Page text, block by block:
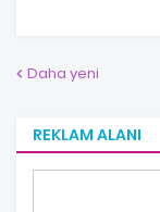
Daha yeni
REKLAM ALANI